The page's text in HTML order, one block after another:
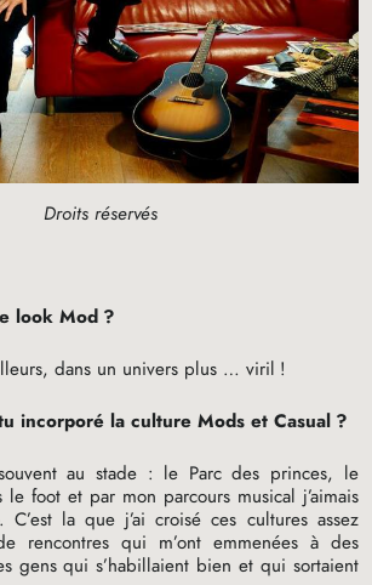
Droits réservés
look Mod ?
dans un univers plus … viril !
incorporé la culture Mods et Casual ?
au stade : le Parc des princes, le
le foot et par mon parcours musical j’aimais
la que j’ai croisé ces cultures assez
rencontres qui m’ont emmenées à des
gens qui s’habillaient bien et qui sortaient